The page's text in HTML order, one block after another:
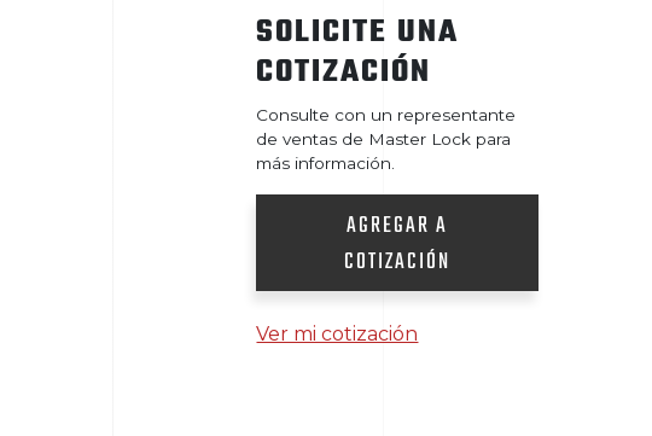
SOLICITE UNA
COTIZACIÓN
Consulte con un representante
de ventas de Master Lock para
más información.
AGREGAR A
COTIZACIÓN
Ver mi cotización